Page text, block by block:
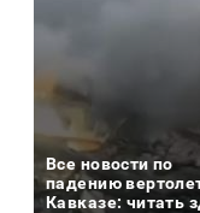
Все новости по
падению
Кавказе: читать